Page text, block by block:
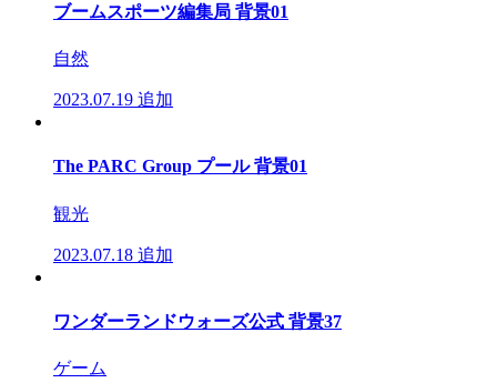
ブームスポーツ編集局 背景01
自然
2023.07.19 追加
The PARC Group プール 背景01
観光
2023.07.18 追加
ワンダーランドウォーズ公式 背景37
ゲーム